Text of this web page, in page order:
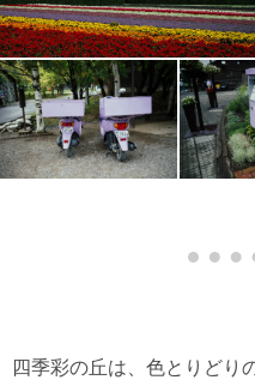
四季彩の丘は、色とりどり